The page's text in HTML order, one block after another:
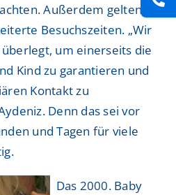
Außerdem gelten für
Besuchszeiten. „Wir
um einerseits die
Kind zu garantieren und
Kontakt zu
Denn das sei vor
und Tagen für viele
Das 2000. Baby